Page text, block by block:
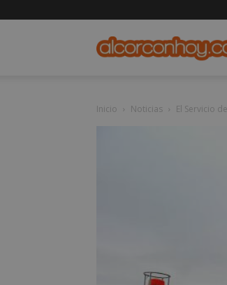
Inicio Noticias El Servicio